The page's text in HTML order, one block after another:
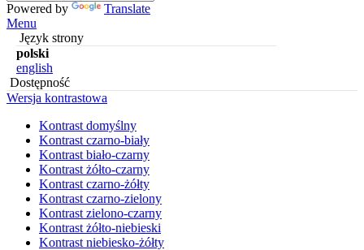
Powered by
Translate
Menu
Język strony
polski
english
Dostępność
Wersja kontrastowa
Kontrast domyślny
Kontrast czarno-biały
Kontrast biało-czarny
Kontrast żółto-czarny
Kontrast czarno-żółty
Kontrast czarno-zielony
Kontrast zielono-czarny
Kontrast żółto-niebieski
Kontrast niebiesko-żółty